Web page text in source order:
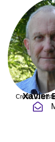
Xavier
Crédit :